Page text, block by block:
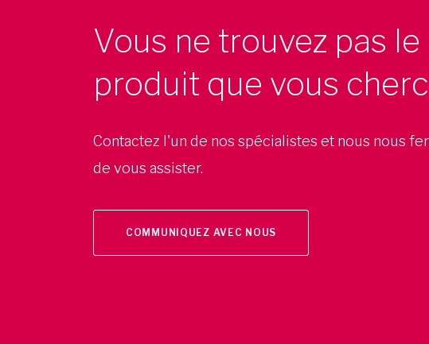
Vous ne trouvez pas le
produit que vous
Contactez l'un de nos spécialistes et nous nous
de vous assister.
COMMUNIQUEZ AVEC NOUS